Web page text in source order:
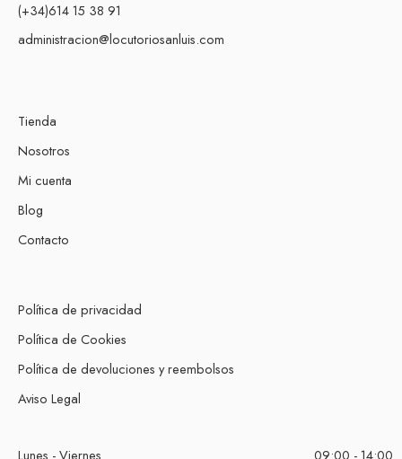
(+34)614 15 38 91
administracion@locutoriosanluis.com
Tienda
Nosotros
Mi cuenta
Blog
Contacto
Política de privacidad
Política de Cookies
Política de devoluciones y reembolsos
Aviso Legal
Lunes - Viernes 09:00 - 14:00